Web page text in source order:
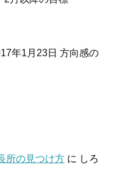
年1月23日 方向感の
所の見つけ方 に しろ